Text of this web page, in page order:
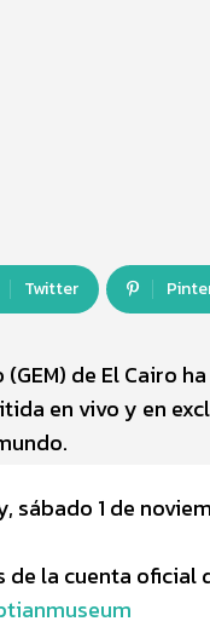
Twitter
de El Cairo
en vivo y en
1 de
la cuenta oficial